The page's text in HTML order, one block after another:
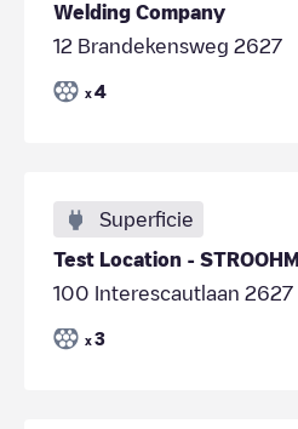
Welding Company
12 Brandekensweg 2627
x 4
Superficie
Test Location - STROOHM
100 Interescautlaan 2627
x 3